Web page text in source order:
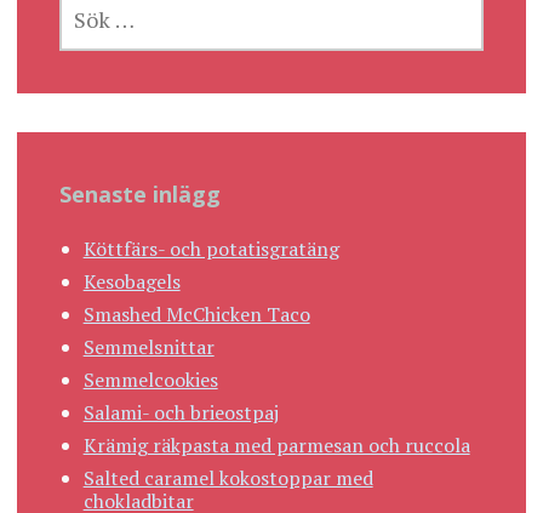
EFTER:
Senaste inlägg
Köttfärs- och potatisgratäng
Kesobagels
Smashed McChicken Taco
Semmelsnittar
Semmelcookies
Salami- och brieostpaj
Krämig räkpasta med parmesan och ruccola
Salted caramel kokostoppar med
chokladbitar